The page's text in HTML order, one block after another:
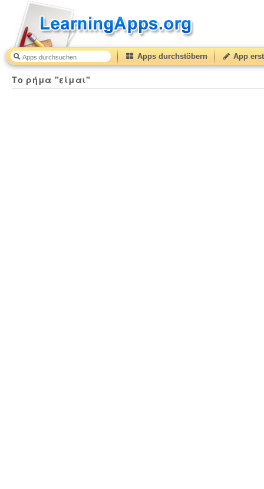
Apps durchstöbern App
Το ρήμα "είμαι"